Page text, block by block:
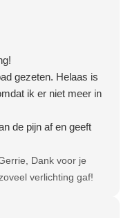
gezeten. Helaas is
ik er niet meer in
de pijn af en geeft
Dank voor je
verlichting gaf!